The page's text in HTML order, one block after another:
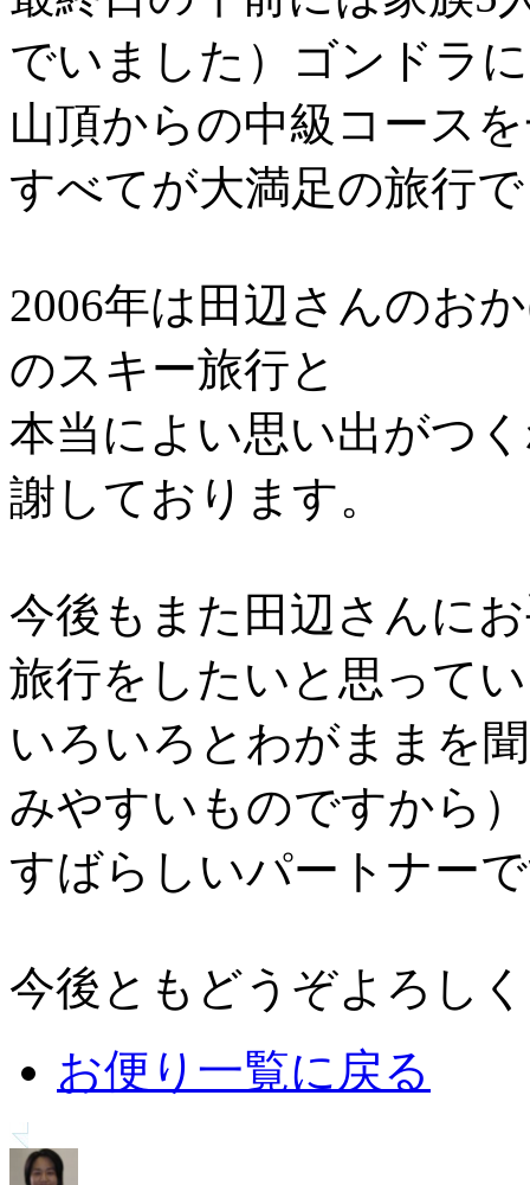
でいました）ゴンドラ
山頂からの中級コース
すべてが大満足の旅行
2006年は田辺さんのお
のスキー旅行と
本当によい思い出がつ
謝しております。
今後もまた田辺さんに
旅行をしたいと思って
いろいろとわがままを
みやすいものですから）
すばらしいパートナー
今後ともどうぞよろし
お便り一覧に戻る